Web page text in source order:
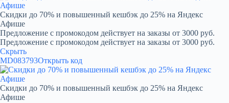
Скидки до 70% и повышенный кешбэк до 25% на Яндекс
Афише
Предложение с промокодом действует на заказы от 3000 руб.
Предложение с промокодом действует на заказы от 3000 руб.
Скрыть
MD083793Открыть код
Скидки до 70% и повышенный кешбэк до 25% на Яндекс
Афише